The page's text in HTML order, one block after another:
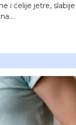
i ćelije jetre, slabije